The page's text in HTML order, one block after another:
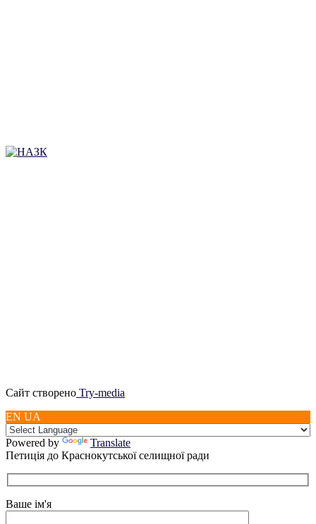
Сайт створено Try-media
EN UA
Powered by
Translate
Петиція до Краснокутської селищної ради
Ваше ім'я